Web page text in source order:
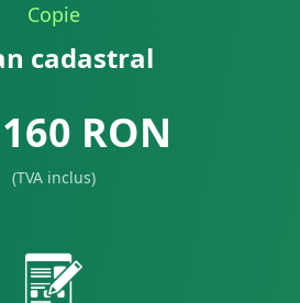
Copie
cadastral
160 RON
(TVA inclus)